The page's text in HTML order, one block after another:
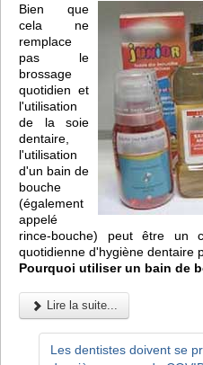
Bien que
cela ne
remplace
pas le
brossage
quotidien et
l'utilisation
de la soie
dentaire,
l'utilisation
d'un bain de
bouche
(également
appelé
rince-bouche) peut être un
quotidienne d'hygiène dentaire
Pourquoi utiliser un bain de
Lire la suite...
Les dentistes doivent se